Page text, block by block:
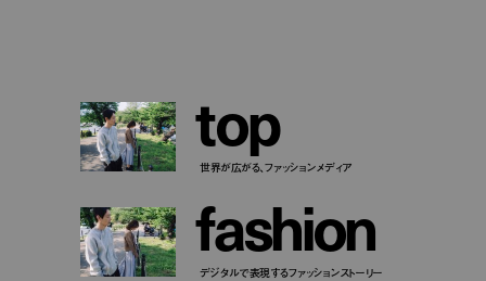
top
世界が広がる、ファッションメディア
fashion
デジタルで表現するファッションストーリー